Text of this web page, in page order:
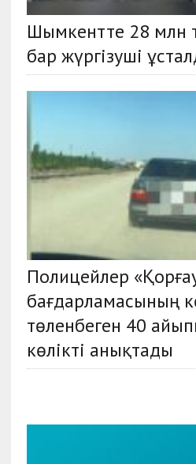
Шымкентте 28 млн
бар жүргізуші
Полицейлер
бағдарламасының
төленбеген 40
көлікті анықтады